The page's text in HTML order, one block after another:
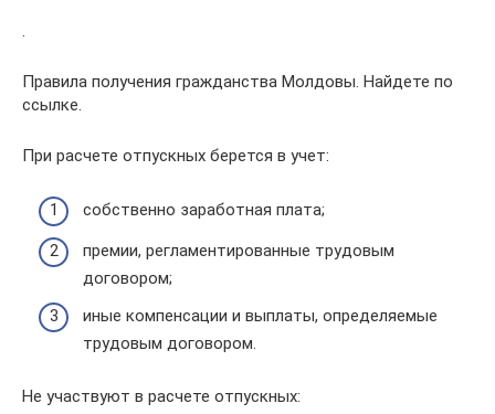
.
Правила получения гражданства Молдовы. Найдете по
ссылке.
При расчете отпускных берется в учет:
собственно заработная плата;
премии, регламентированные трудовым
договором;
иные компенсации и выплаты, определяемые
трудовым договором.
Не участвуют в расчете отпускных: